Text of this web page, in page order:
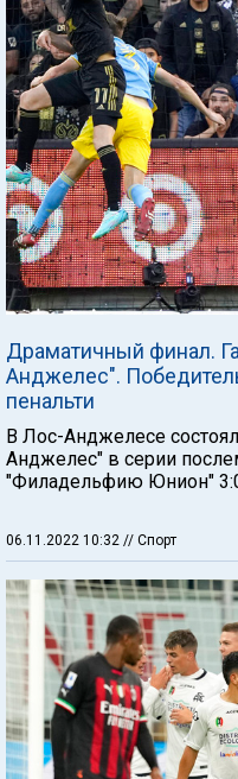
Драматичный финал.
Анджелес".
пенальти
В Лос-Анджелесе
Анджелес" в серии
"Филадельфию Юнион"
06.11.2022 10:32 // Спорт